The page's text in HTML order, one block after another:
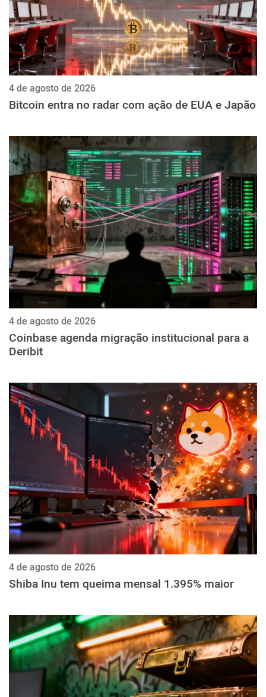
4 de agosto de 2026
Bitcoin entra no radar com ação de EUA e Japão
4 de agosto de 2026
Coinbase agenda migração institucional para a
Deribit
4 de agosto de 2026
Shiba Inu tem queima mensal 1.395% maior